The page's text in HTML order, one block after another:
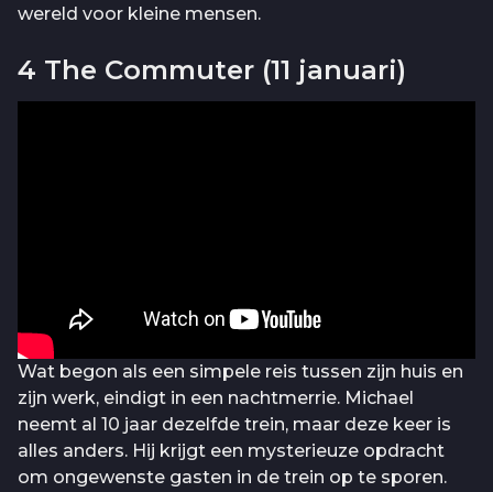
wereld voor kleine mensen.
4 The Commuter (11 januari)
Wat begon als een simpele reis tussen zijn huis en
zijn werk, eindigt in een nachtmerrie. Michael
neemt al 10 jaar dezelfde trein, maar deze keer is
alles anders. Hij krijgt een mysterieuze opdracht
om ongewenste gasten in de trein op te sporen.